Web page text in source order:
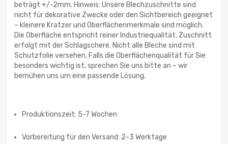
beträgt +/-2mm. Hinweis: Unsere Blechzuschnitte sind
nicht für dekorative Zwecke oder den Sichtbereich geeignet
– kleinere Kratzer und Oberflächenmerkmale sind möglich.
Die Oberfläche entspricht reiner Industriequalität, Zuschnitt
erfolgt mit der Schlagschere. Nicht alle Bleche sind mit
Schutzfolie versehen. Falls die Oberflächenqualität für Sie
besonders wichtig ist, sprechen Sie uns bitte an – wir
bemühen uns um eine passende Lösung.
Produktionszeit: 5-7 Wochen
Vorbereitung für den Versand: 2-3 Werktage